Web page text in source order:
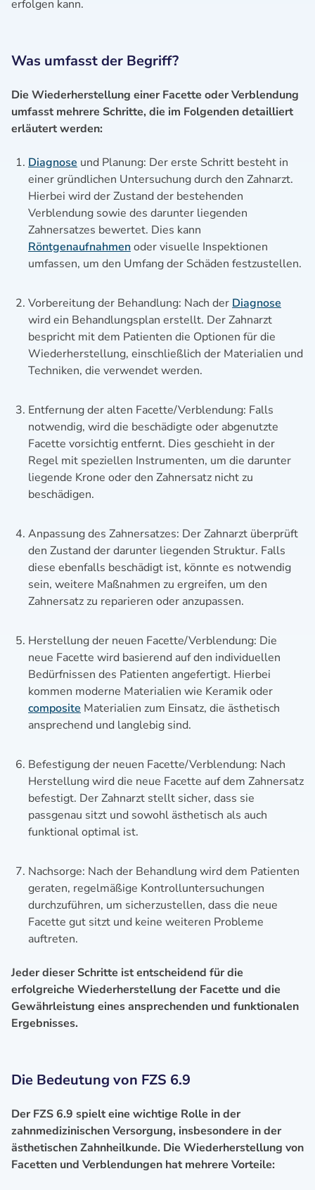
erfolgen kann.
Was umfasst der Begriff?
Die Wiederherstellung einer Facette oder Verblendung
umfasst mehrere Schritte, die im Folgenden detailliert
erläutert werden:
Diagnose und Planung: Der erste Schritt besteht in
einer gründlichen Untersuchung durch den Zahnarzt.
Hierbei wird der Zustand der bestehenden
Verblendung sowie des darunter liegenden
Zahnersatzes bewertet. Dies kann
Röntgenaufnahmenoder visuelle Inspektionen
umfassen, um den Umfang der Schäden festzustellen.
Vorbereitung der Behandlung: Nach der Diagnose
wird ein Behandlungsplan erstellt. Der Zahnarzt
bespricht mit dem Patienten die Optionen für die
Wiederherstellung, einschließlich der Materialien und
Techniken, die verwendet werden.
Entfernung der alten Facette/Verblendung: Falls
notwendig, wird die beschädigte oder abgenutzte
Facette vorsichtig entfernt. Dies geschieht in der
Regel mit speziellen Instrumenten, um die darunter
liegende Krone oder den Zahnersatz nicht zu
beschädigen.
Anpassung des Zahnersatzes: Der Zahnarzt überprüft
den Zustand der darunter liegenden Struktur. Falls
diese ebenfalls beschädigt ist, könnte es notwendig
sein, weitere Maßnahmen zu ergreifen, um den
Zahnersatz zu reparieren oder anzupassen.
Herstellung der neuen Facette/Verblendung: Die
neue Facette wird basierend auf den individuellen
Bedürfnissen des Patienten angefertigt. Hierbei
kommen moderne Materialien wie Keramik oder
composite Materialien zum Einsatz, die ästhetisch
ansprechend und langlebig sind.
Befestigung der neuen Facette/Verblendung: Nach
Herstellung wird die neue Facette auf dem Zahnersatz
befestigt. Der Zahnarzt stellt sicher, dass sie
passgenau sitzt und sowohl ästhetisch als auch
funktional optimal ist.
Nachsorge: Nach der Behandlung wird dem Patienten
geraten, regelmäßige Kontrolluntersuchungen
durchzuführen, um sicherzustellen, dass die neue
Facette gut sitzt und keine weiteren Probleme
auftreten.
Jeder dieser Schritte ist entscheidend für die
erfolgreiche Wiederherstellung der Facette und die
Gewährleistung eines ansprechenden und funktionalen
Ergebnisses.
Die Bedeutung von FZS 6.9
Der FZS 6.9 spielt eine wichtige Rolle in der
zahnmedizinischen Versorgung, insbesondere in der
ästhetischen Zahnheilkunde. Die Wiederherstellung von
Facetten und Verblendungen hat mehrere Vorteile: